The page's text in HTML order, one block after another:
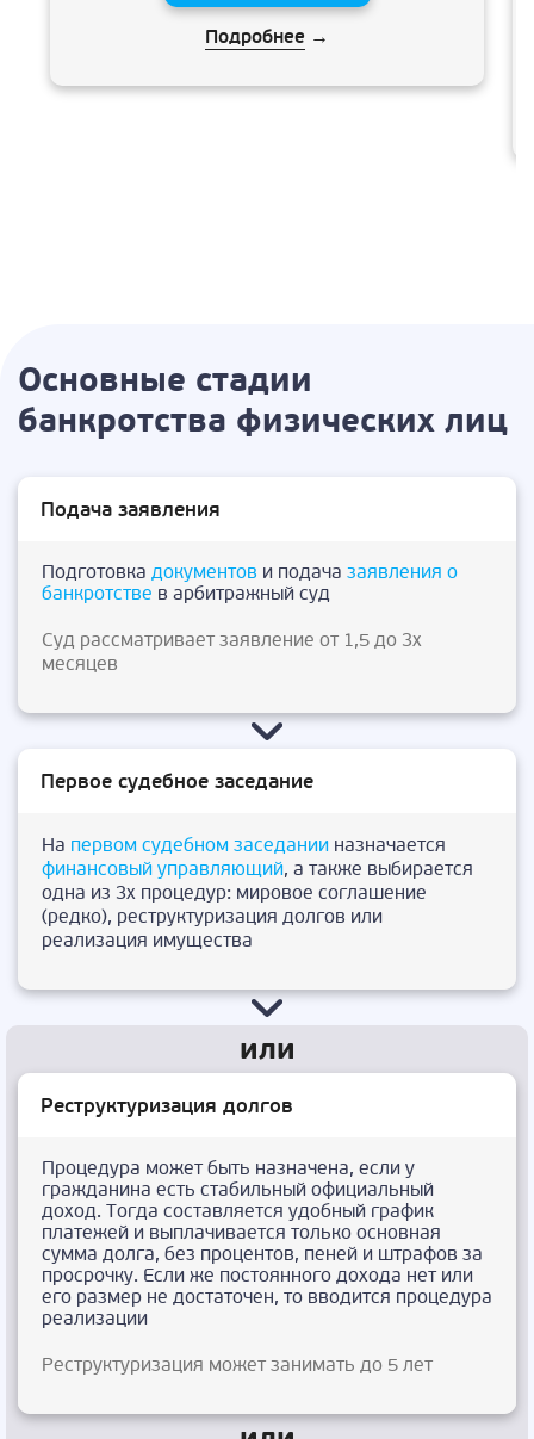
Подробнее →
Основные стадии
банкротства физических лиц
Подача заявления
Подготовка документов и подача заявления о
банкротстве в арбитражный суд
Суд рассматривает заявление от 1,5 до 3х
месяцев
Первое судебное заседание
На первом судебном заседании назначается
финансовый управляющий, а также выбирается
одна из 3х процедур: мировое соглашение
(редко), реструктуризация долгов или
реализация имущества
Реструктуризация долгов
Процедура может быть назначена, если у
гражданина есть стабильный официальный
доход. Тогда составляется удобный график
платежей и выплачивается только основная
сумма долга, без процентов, пеней и штрафов за
просрочку. Если же постоянного дохода нет или
его размер не достаточен, то вводится процедура
реализации
Реструктуризация может занимать до 5 лет